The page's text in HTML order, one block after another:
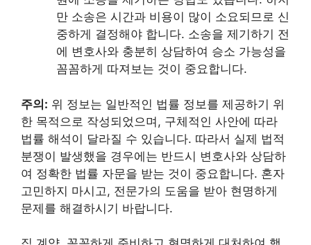
만 소송은 시간과 비용이 많이 소요되므로 신
중하게 결정해야 합니다. 소송을 제기하기 전
에 변호사와 충분히 상담하여 승소 가능성을
꼼꼼하게 따져보는 것이 중요합니다.
주의: 위 정보는 일반적인 법률 정보를 제공하기 위
한 목적으로 작성되었으며, 구체적인 사안에 따라
법률 해석이 달라질 수 있습니다. 따라서 실제 법적
분쟁이 발생했을 경우에는 반드시 변호사와 상담하
여 정확한 법률 자문을 받는 것이 중요합니다. 혼자
고민하지 마시고, 전문가의 도움을 받아 현명하게
문제를 해결하시기 바랍니다.